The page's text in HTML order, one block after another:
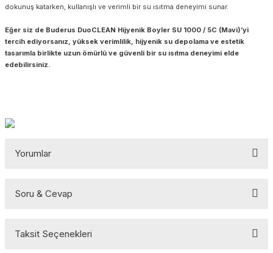
dokunuş katarken, kullanışlı ve verimli bir su ısıtma deneyimi sunar.
Eğer siz de Buderus DuoCLEAN Hijyenik Boyler SU 1000 / 5C (Mavi)’yi
tercih ediyorsanız, yüksek verimlilik, hijyenik su depolama ve estetik
tasarımla birlikte uzun ömürlü ve güvenli bir su ısıtma deneyimi elde
edebilirsiniz.
Yorumlar
Soru & Cevap
Taksit Seçenekleri